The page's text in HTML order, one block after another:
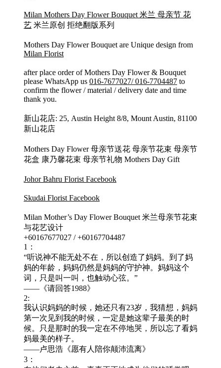
Milan Mothers Day Flower Bouquet 米兰 母亲节 花
艺 米兰原创 拒绝翻版系列
Mothers Day Flower Bouquet are Unique design from
Milan Florist
after place order of Mothers Day Flower & Bouquet
please WhatsApp us 016-7677027/ 016-7704487 to
confirm the flower / material / delivery date and time
thank you.
新山花店: 25, Austin Height 8/8, Mount Austin, 81100
新山花店
Mothers Day Flower 母亲节送花 母亲节花束 母亲节
花盒 康乃馨花束 母亲节礼物 Mothers Day Gift
Johor Bahru Florist Facebook
Skudai Florist Facebook
Milan Mother’s Day Flower Bouquet 米兰母亲节花束
与花艺设计
+60167677027 / +60167704487
1：
“听说神不能无处不在，所以创造了妈妈。到了妈
妈的年龄，妈妈仍然是妈妈的守护神。妈妈这个
词，只是叫一叫，也触动心弦。”
——《请回答1988》
2:
我认识妈妈的时候，她还只有23岁，我猜想，妈妈
第一次见到我的时候，一定是她这辈子最美的时
候。只是那时的我一定在不停地哭，所以忘了看妈
妈最美的样子。
——卢思浩《愿有人陪你颠沛流离》
3：